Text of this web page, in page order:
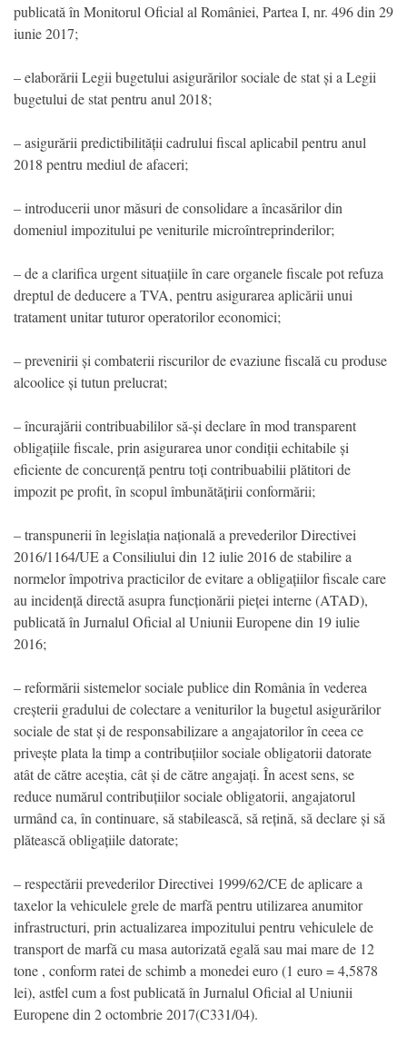
publicată în Monitorul Oficial al României, Partea I, nr. 496 din 29
iunie 2017;
– elaborării Legii bugetului asigurărilor sociale de stat și a Legii
bugetului de stat pentru anul 2018;
– asigurării predictibilității cadrului fiscal aplicabil pentru anul
2018 pentru mediul de afaceri;
– introducerii unor măsuri de consolidare a încasărilor din
domeniul impozitului pe veniturile microîntreprinderilor;
– de a clarifica urgent situațiile în care organele fiscale pot refuza
dreptul de deducere a TVA, pentru asigurarea aplicării unui
tratament unitar tuturor operatorilor economici;
– prevenirii și combaterii riscurilor de evaziune fiscală cu produse
alcoolice și tutun prelucrat;
– încurajării contribuabililor să-și declare în mod transparent
obligațiile fiscale, prin asigurarea unor condiții echitabile și
eficiente de concurență pentru toți contribuabilii plătitori de
impozit pe profit, în scopul îmbunătățirii conformării;
– transpunerii în legislația națională a prevederilor Directivei
2016/1164/UE a Consiliului din 12 iulie 2016 de stabilire a
normelor împotriva practicilor de evitare a obligațiilor fiscale care
au incidență directă asupra funcționării pieței interne (ATAD),
publicată în Jurnalul Oficial al Uniunii Europene din 19 iulie
2016;
– reformării sistemelor sociale publice din România în vederea
creșterii gradului de colectare a veniturilor la bugetul asigurărilor
sociale de stat și de responsabilizare a angajatorilor în ceea ce
privește plata la timp a contribuțiilor sociale obligatorii datorate
atât de către aceștia, cât și de către angajați. În acest sens, se
reduce numărul contribuțiilor sociale obligatorii, angajatorul
urmând ca, în continuare, să stabilească, să rețină, să declare și să
plătească obligațiile datorate;
– respectării prevederilor Directivei 1999/62/CE de aplicare a
taxelor la vehiculele grele de marfă pentru utilizarea anumitor
infrastructuri, prin actualizarea impozitului pentru vehiculele de
transport de marfă cu masa autorizată egală sau mai mare de 12
tone , conform ratei de schimb a monedei euro (1 euro = 4,5878
lei), astfel cum a fost publicată în Jurnalul Oficial al Uniunii
Europene din 2 octombrie 2017(C331/04).